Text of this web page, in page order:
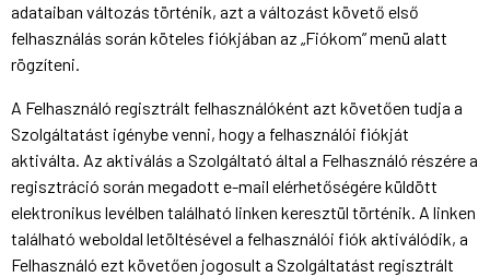
adataiban változás történik, azt a változást követő első
felhasználás során köteles fiókjában az „Fiókom” menü alatt
rögzíteni.
A Felhasználó regisztrált felhasználóként azt követően tudja a
Szolgáltatást igénybe venni, hogy a felhasználói fiókját
aktiválta. Az aktiválás a Szolgáltató által a Felhasználó részére a
regisztráció során megadott e-mail elérhetőségére küldött
elektronikus levélben található linken keresztül történik. A linken
található weboldal letöltésével a felhasználói fiók aktiválódik, a
Felhasználó ezt követően jogosult a Szolgáltatást regisztrált